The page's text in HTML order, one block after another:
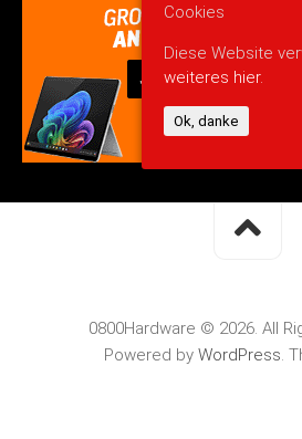
0800Hardware © 2026. All
Powered by WordPress.
Cookies
Diese Website
weiteres hier.
Ok, danke